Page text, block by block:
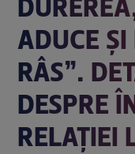
ADUCE ȘI
RÂS”.
DESPRE
RELAȚIEI